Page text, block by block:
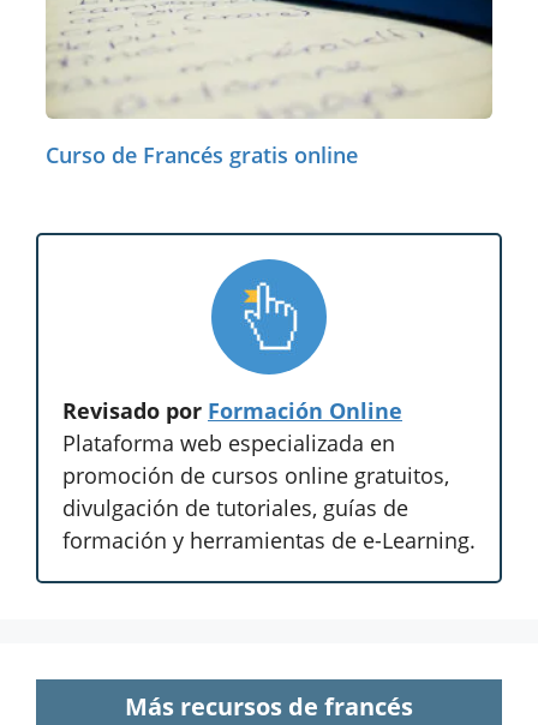
Curso de Francés gratis online
Revisado por Formación Online
Plataforma web especializada en
promoción de cursos online gratuitos,
divulgación de tutoriales, guías de
formación y herramientas de e-Learning.
Más recursos de francés